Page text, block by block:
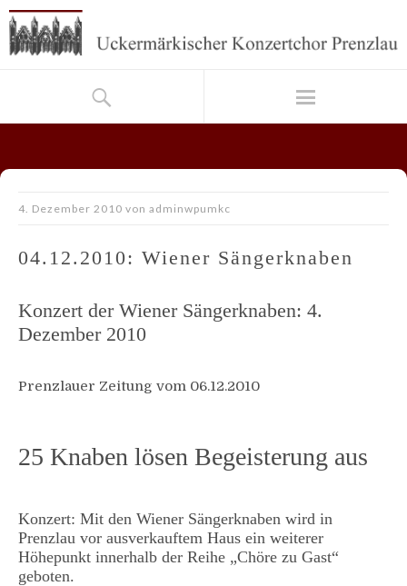
4. Dezember 2010 von adminwpumkc
04.12.2010: Wiener Sängerknaben
Konzert der Wiener Sängerknaben: 4.
Dezember 2010
Prenzlauer Zeitung vom 06.12.2010
25 Knaben lösen Begeisterung aus
Konzert: Mit den Wiener Sängerknaben wird in
Prenzlau vor ausverkauftem Haus ein weiterer
Höhepunkt innerhalb der Reihe „Chöre zu Gast“
geboten.